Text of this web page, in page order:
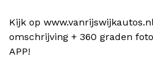
Kijk op
omschrijving + 360 graden
APP!